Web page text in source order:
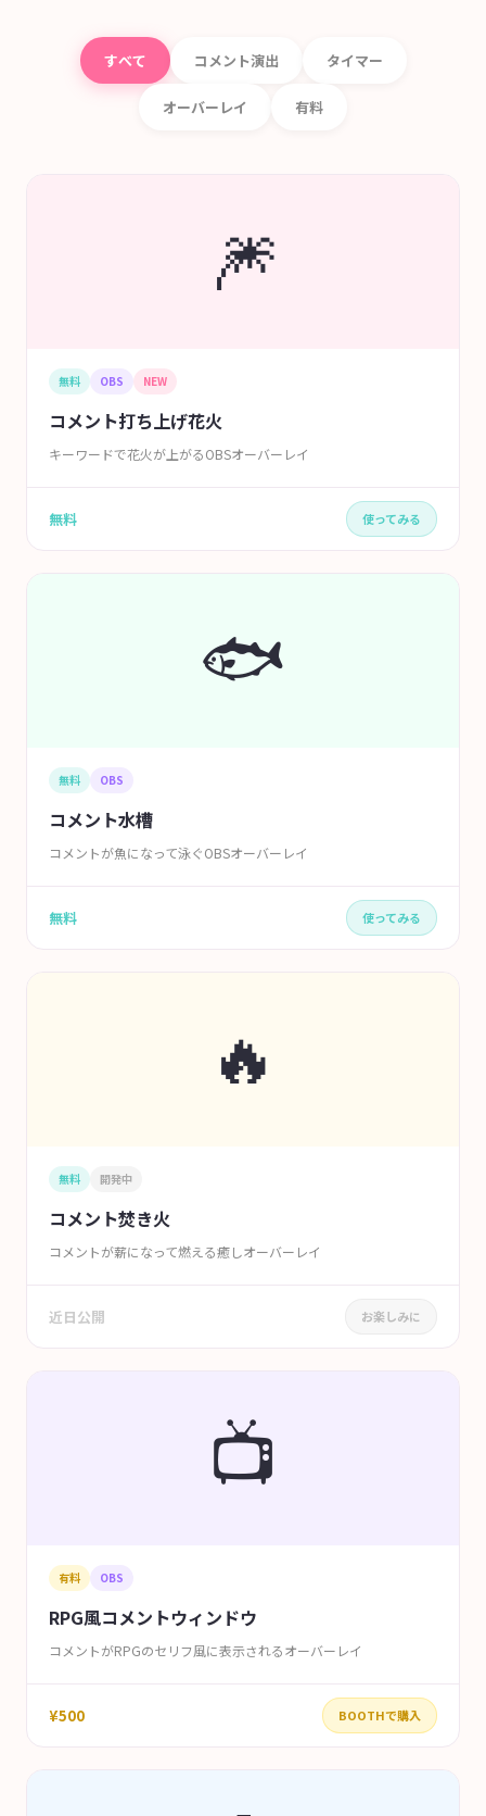
すべて コメント演出 タイマー
オーバーレイ 有料
🎆
無料 OBS NEW
コメント打ち上げ花火
キーワードで花火が上がるOBSオーバーレイ
無料 使ってみる
🐟
無料 OBS
コメント水槽
コメントが魚になって泳ぐOBSオーバーレイ
無料 使ってみる
🔥
無料 開発中
コメント焚き火
コメントが薪になって燃える癒しオーバーレイ
近日公開 お楽しみに
📺
有料 OBS
RPG風コメントウィンドウ
コメントがRPGのセリフ風に表示されるオーバーレイ
¥500 BOOTHで購入